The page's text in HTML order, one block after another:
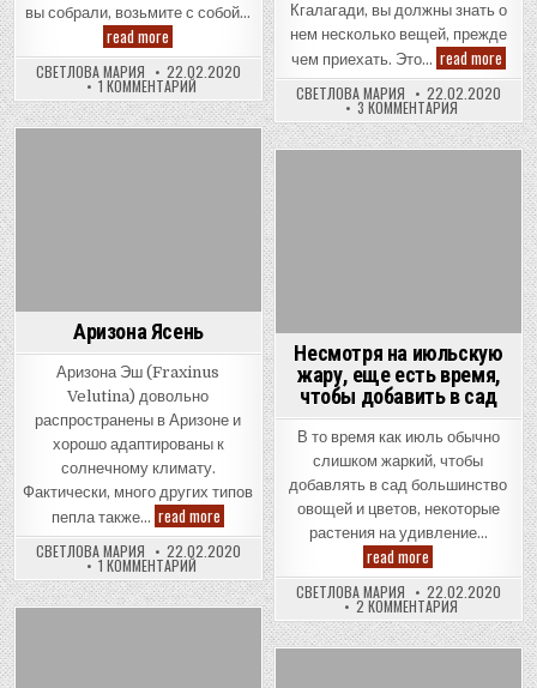
вы собрали, возьмите с собой…
read more
купить
складной
универсал
для
дома
и
СВЕТЛОВА МАРИЯ 22.02.2020
1 КОММЕНТАРИЙК
ЗАПИСИ
КАК
КУПИТЬ
УНИВЕРСАЛ
Кгалагади, вы должны знать о
нем несколько вещей, прежде
чем приехать. Это… read more
парк
нужно
знать
СВЕТЛОВА МАРИЯ 22.02.2020
3 КОММЕНТАРИЯК
ЗАПИСИ
ПАРК
ПОСЕЩЕНИЕМ
Аризона Ясень
Аризона Эш (Fraxinus
Velutina) довольно
распространены в Аризоне и
хорошо адаптированы к
солнечному климату.
Фактически, много других типов
пепла также… read more Аризона
Ясень
СВЕТЛОВА МАРИЯ 22.02.2020
1 КОММЕНТАРИЙК
ЗАПИСИ
АРИЗОНА
ЯСЕНЬ
Несмотря на июльскую
жару, еще есть время,
чтобы добавить в сад
В то время как июль обычно
слишком жаркий, чтобы
добавлять в сад большинство
овощей и цветов, некоторые
растения на удивление…
read more
на
июльскую
жару,
еще
есть
время,
СВЕТЛОВА МАРИЯ 22.02.2020
2 КОММЕНТАРИЯ
ЗАПИСИ
НЕСМОТРЯ
НА
ИЮЛЬСКУЮ